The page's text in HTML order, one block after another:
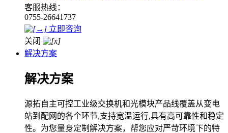
客服热线：
0755-26641737
立即咨询
关闭
解决方案
解决方案
源拓自主可控工业级交换机和光模块产品线覆盖从变电
站到配网的各个环节,支持宽温运行,具有高可靠性和稳定
性。为您量身定制解决方案，帮您应对严苛环境下的特